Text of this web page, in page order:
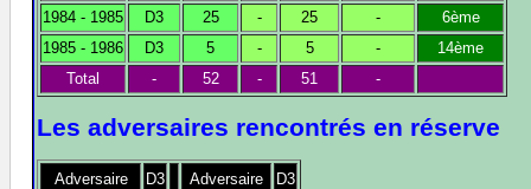
1984 - 1985
D3 25 - 25 -
6ème
1985 - 1986
D3 5 - 5 -
14ème
Total
- 52 - 51 -
Les adversaires rencontrés en réserve
Adversaire D3 Adversaire
D3